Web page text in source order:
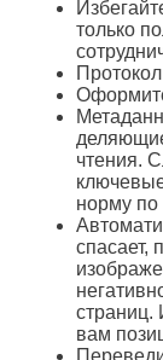
только
чтения.
норму по
спасает,
страниц.
вам